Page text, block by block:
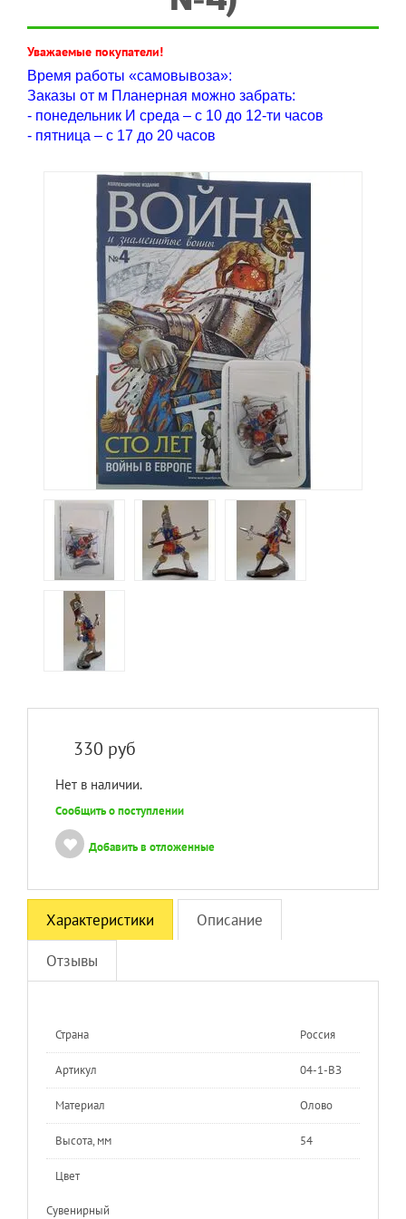
Уважаемые покупатели!
Время работы «самовывоза»:
Заказы от м Планерная можно забрать:
- понедельник И среда – с 10 до 12-ти часов
- пятница – с 17 до 20 часов
330 руб
Нет в наличии.
Сообщить о поступлении
Добавить в отложенные
Характеристики Описание
Отзывы
Страна Россия
Артикул 04-1-ВЗ
Материал Олово
Высота, мм 54
Цвет
Сувенирный